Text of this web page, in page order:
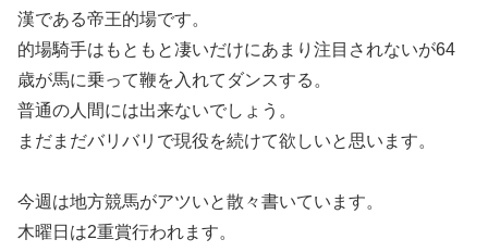
漢である帝王的場です。
的場騎手はもともと凄いだけにあまり注目されないが64
歳が馬に乗って鞭を入れてダンスする。
普通の人間には出来ないでしょう。
まだまだバリバリで現役を続けて欲しいと思います。
今週は地方競馬がアツいと散々書いています。
木曜日は2重賞行われます。